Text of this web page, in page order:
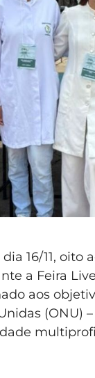
16/11,
a Feira
aos
(ONU)